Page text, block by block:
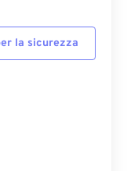
la sicurezza